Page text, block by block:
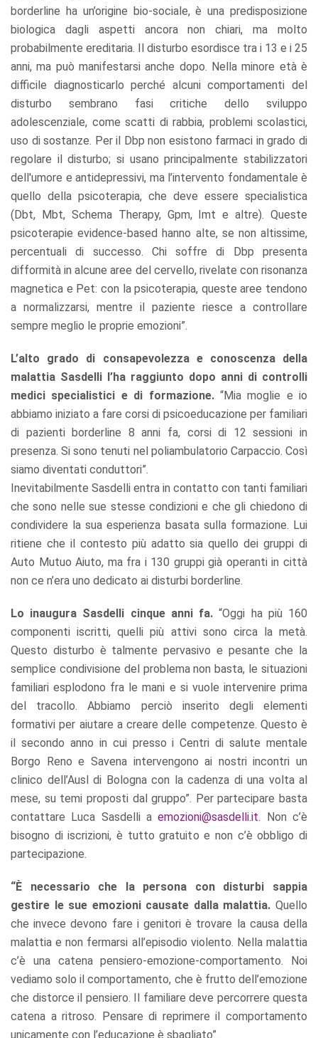
borderline ha un’origine bio-sociale, è una predisposizione
biologica dagli aspetti ancora non chiari, ma molto
probabilmente ereditaria. Il disturbo esordisce tra i 13 e i 25
anni, ma può manifestarsi anche dopo. Nella minore età è
difficile diagnosticarlo perché alcuni comportamenti del
disturbo sembrano fasi critiche dello sviluppo
adolescenziale, come scatti di rabbia, problemi scolastici,
uso di sostanze. Per il Dbp non esistono farmaci in grado di
regolare il disturbo; si usano principalmente stabilizzatori
dell'umore e antidepressivi, ma l’intervento fondamentale è
quello della psicoterapia, che deve essere specialistica
(Dbt, Mbt, Schema Therapy, Gpm, Imt e altre). Queste
psicoterapie evidence-based hanno alte, se non altissime,
percentuali di successo. Chi soffre di Dbp presenta
difformità in alcune aree del cervello, rivelate con risonanza
magnetica e Pet: con la psicoterapia, queste aree tendono
a normalizzarsi, mentre il paziente riesce a controllare
sempre meglio le proprie emozioni”.
L’alto grado di consapevolezza e conoscenza della
malattia Sasdelli l’ha raggiunto dopo anni di controlli
medici specialistici e di formazione.“Mia moglie e io
abbiamo iniziato a fare corsi di psicoeducazione per familiari
di pazienti borderline 8 anni fa, corsi di 12 sessioni in
presenza. Si sono tenuti nel poliambulatorio Carpaccio. Così
siamo diventati conduttori”.
Inevitabilmente Sasdelli entra in contatto con tanti familiari
che sono nelle sue stesse condizioni e che gli chiedono di
condividere la sua esperienza basata sulla formazione. Lui
ritiene che il contesto più adatto sia quello dei gruppi di
Auto Mutuo Aiuto, ma fra i 130 gruppi già operanti in città
non ce n’era uno dedicato ai disturbi borderline.
Lo inaugura Sasdelli cinque anni fa. “Oggi ha più 160
componenti iscritti, quelli più attivi sono circa la metà.
Questo disturbo è talmente pervasivo e pesante che la
semplice condivisione del problema non basta, le situazioni
familiari esplodono fra le mani e si vuole intervenire prima
del tracollo. Abbiamo perciò inserito degli elementi
formativi per aiutare a creare delle competenze. Questo è
il secondo anno in cui presso i Centri di salute mentale
Borgo Reno e Savena intervengono ai nostri incontri un
clinico dell’Ausl di Bologna con la cadenza di una volta al
mese, su temi proposti dal gruppo”. Per partecipare basta
contattare Luca Sasdelli aemozioni@sasdelli.it. Non c’è
bisogno di iscrizioni, è tutto gratuito e non c’è obbligo di
partecipazione.
“È necessario che la persona con disturbi sappia
gestire le sue emozioni causate dalla malattia. Quello
che invece devono fare i genitori è trovare la causa della
malattia e non fermarsi all’episodio violento. Nella malattia
c’è una catena pensiero-emozione-comportamento. Noi
vediamo solo il comportamento, che è frutto dell’emozione
che distorce il pensiero. Il familiare deve percorrere questa
catena a ritroso. Pensare di reprimere il comportamento
unicamente con l’educazione è sbagliato”.